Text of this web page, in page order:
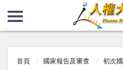
首頁 國家報告及審查
初次